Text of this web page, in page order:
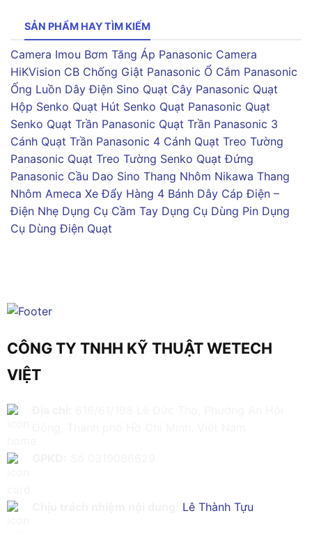
SẢN PHẨM HAY TÌM KIẾM
Camera Imou Bơm Tăng Áp Panasonic Camera
HiKVision CB Chống Giật Panasonic Ổ Cắm Panasonic
Ống Luồn Dây Điện Sino Quạt Cây Panasonic Quạt
Hộp Senko Quạt Hút Senko Quạt Panasonic Quạt
Senko Quạt Trần Panasonic Quạt Trần Panasonic 3
Cánh Quạt Trần Panasonic 4 Cánh Quạt Treo Tường
Panasonic Quạt Treo Tường Senko Quạt Đứng
Panasonic Cầu Dao Sino Thang Nhôm Nikawa Thang
Nhôm Ameca Xe Đẩy Hàng 4 Bánh Dây Cáp Điện –
Điện Nhẹ Dụng Cụ Cầm Tay Dụng Cụ Dùng Pin Dụng
Cụ Dùng Điện Quạt
CÔNG TY TNHH KỸ THUẬT WETECH
VIỆT
Lê Thành Tựu